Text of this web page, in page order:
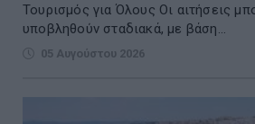
Τουρισμός για Όλους Οι αιτήσεις
υποβληθούν σταδιακά, με βάση...
05 Αυγούστου 2026